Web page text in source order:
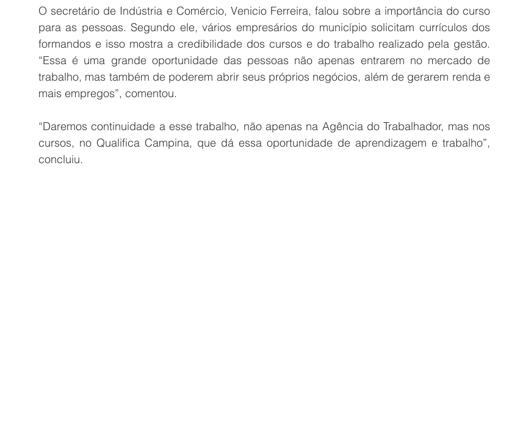
O secretário de Indústria e Comércio, Venicio Ferreira, falou sobre a importância do curso
para as pessoas. Segundo ele, vários empresários do município solicitam currículos dos
formandos e isso mostra a credibilidade dos cursos e do trabalho realizado pela gestão.
“Essa é uma grande oportunidade das pessoas não apenas entrarem no mercado de
trabalho, mas também de poderem abrir seus próprios negócios, além de gerarem renda e
mais empregos”, comentou.
“Daremos continuidade a esse trabalho, não apenas na Agência do Trabalhador, mas nos
cursos, no Qualifica Campina, que dá essa oportunidade de aprendizagem e trabalho”,
concluiu.